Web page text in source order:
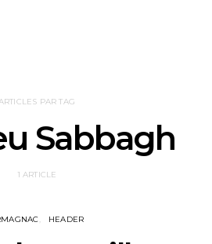
PAR TAG
Sabbagh
1 ARTICLE
HEADER